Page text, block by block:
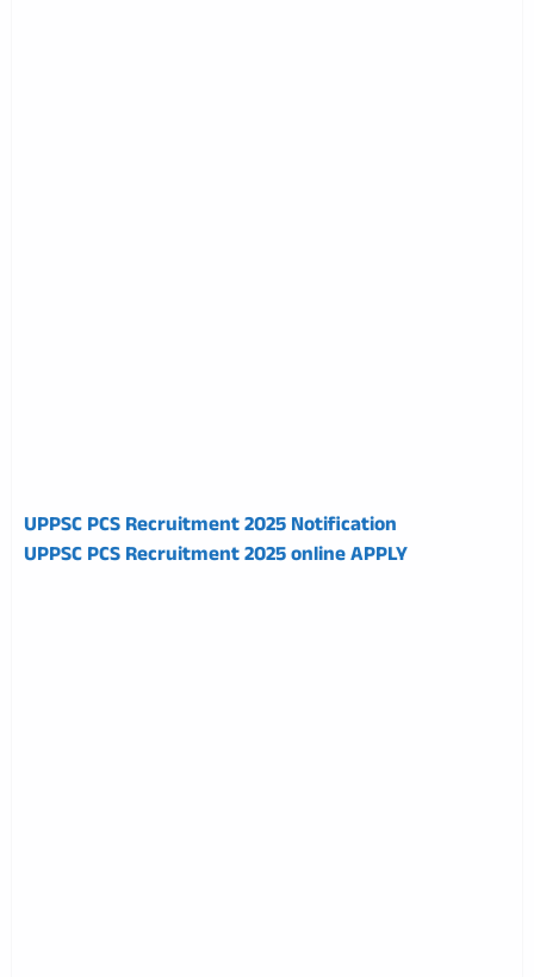
UPPSC PCS Recruitment2025Notification
UPPSC PCS Recruitment2025online APPLY